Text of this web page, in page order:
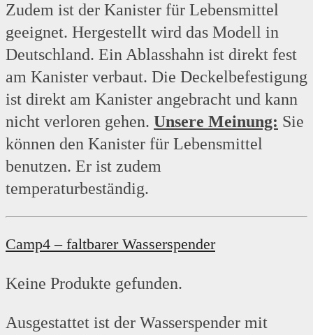
Zudem ist der Kanister für Lebensmittel
geeignet. Hergestellt wird das Modell in
Deutschland. Ein Ablasshahn ist direkt fest
am Kanister verbaut. Die Deckelbefestigung
ist direkt am Kanister angebracht und kann
nicht verloren gehen. Unsere Meinung: Sie
können den Kanister für Lebensmittel
benutzen. Er ist zudem
temperaturbeständig.
Camp4 – faltbarer Wasserspender
Keine Produkte gefunden.
Ausgestattet ist der Wasserspender mit